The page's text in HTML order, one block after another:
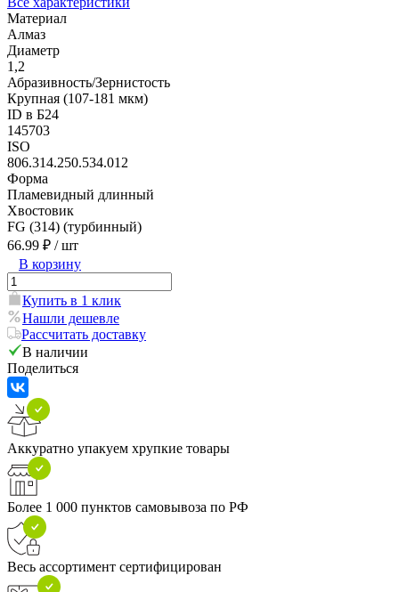
Материал
Алмаз
Диаметр
1,2
Абразивность/Зернистость
Крупная (107-181 мкм)
ID в Б24
145703
ISO
806.314.250.534.012
Форма
Пламевидный длинный
Хвостовик
FG (314) (турбинный)
66.99 ₽ / шт
В корзину
Купить в 1 клик
Нашли дешевле
Рассчитать доставку
В наличии
Поделиться
Аккуратно упакуем хрупкие товары
Более 1 000 пунктов самовывоза по РФ
Весь ассортимент сертифицирован